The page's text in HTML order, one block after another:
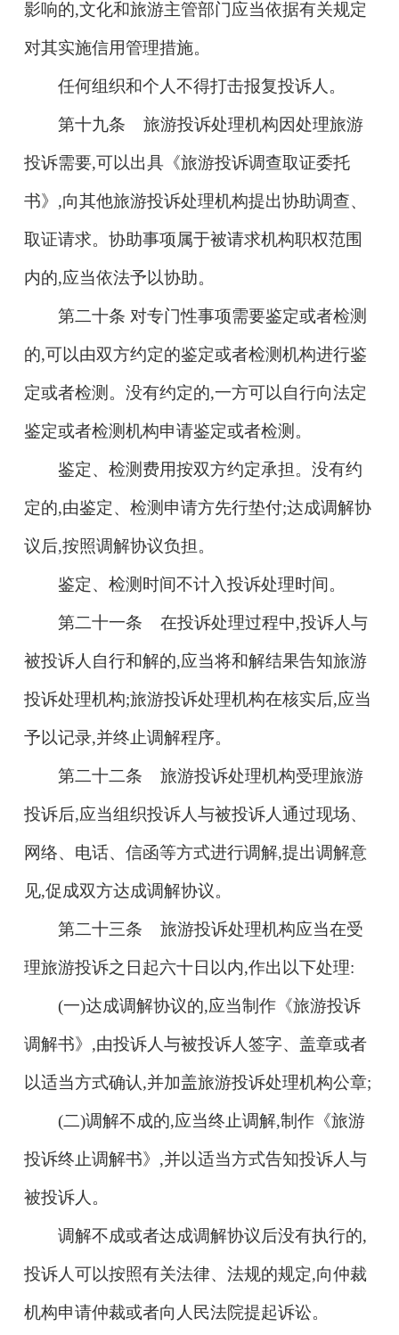
影响的,文化和旅游主管部门应当依据有关规定
对其实施信用管理措施。
任何组织和个人不得打击报复投诉人。
第十九条 旅游投诉处理机构因处理旅游
投诉需要,可以出具《旅游投诉调查取证委托
书》,向其他旅游投诉处理机构提出协助调查、
取证请求。协助事项属于被请求机构职权范围
内的,应当依法予以协助。
第二十条 对专门性事项需要鉴定或者检测
的,可以由双方约定的鉴定或者检测机构进行鉴
定或者检测。没有约定的,一方可以自行向法定
鉴定或者检测机构申请鉴定或者检测。
鉴定、检测费用按双方约定承担。没有约
定的,由鉴定、检测申请方先行垫付;达成调解协
议后,按照调解协议负担。
鉴定、检测时间不计入投诉处理时间。
第二十一条 在投诉处理过程中,投诉人与
被投诉人自行和解的,应当将和解结果告知旅游
投诉处理机构;旅游投诉处理机构在核实后,应当
予以记录,并终止调解程序。
第二十二条 旅游投诉处理机构受理旅游
投诉后,应当组织投诉人与被投诉人通过现场、
网络、电话、信函等方式进行调解,提出调解意
见,促成双方达成调解协议。
第二十三条 旅游投诉处理机构应当在受
理旅游投诉之日起六十日以内,作出以下处理:
(一)达成调解协议的,应当制作《旅游投诉
调解书》,由投诉人与被投诉人签字、盖章或者
以适当方式确认,并加盖旅游投诉处理机构公章;
(二)调解不成的,应当终止调解,制作《旅游
投诉终止调解书》,并以适当方式告知投诉人与
被投诉人。
调解不成或者达成调解协议后没有执行的,
投诉人可以按照有关法律、法规的规定,向仲裁
机构申请仲裁或者向人民法院提起诉讼。